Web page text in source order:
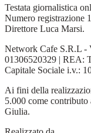
Testata giornalistica
Numero registrazione
Direttore Luca Marsi.
Network Cafe S.R.L -
01306520329 | REA:
Capitale Sociale i.v.:
Ai fini della
5.000 come
Giulia.